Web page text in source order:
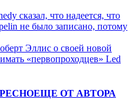
сказал, что надеется, что
не было записано, потому
Эллис о своей новой
«первопроходцев» Led
ЕЩЕ ОТ АВТОРА